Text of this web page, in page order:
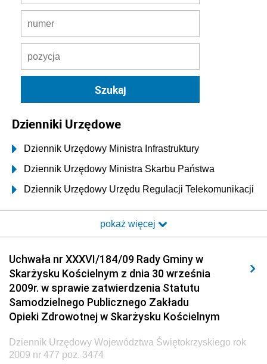
Dzienniki Urzędowe
Dziennik Urzędowy Ministra Infrastruktury
Dziennik Urzędowy Ministra Skarbu Państwa
Dziennik Urzędowy Urzędu Regulacji Telekomunikacji
Dziennik Urzędowy Ministra Transportu i Budownictwa
Elektronicznej
Dziennik Urzędowy Ministra Spraw Wewnętrznych i
Administracji
Dziennik Urzędowy Ministra Transportu
Dziennik Urzędowy Ministra Budownictwa
Dziennik Urzędowy Ministra Nauki i Szkolnictwa
pokaż więcej
Uchwała nr XXXVI/184/09 Rady Gminy w
Skarżysku Kościelnym z dnia 30 września
2009r. w sprawie zatwierdzenia Statutu
Samodzielnego Publicznego Zakładu
Opieki Zdrowotnej w Skarżysku Kościelnym
Dziennik Urzędowy Województwa Świętokrzyskiego rok
2009 nr 477 poz. 3474